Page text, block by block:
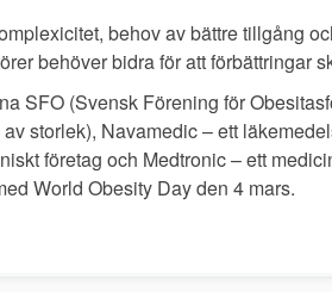
behov av bättre tillgång
behöver bidra för att förbättringar
SFO (Svensk Förening för
storlek), Navamedic – ett
företag och Medtronic – ett
World Obesity Day den 4 mars.